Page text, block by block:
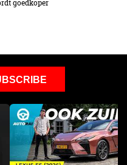
goedkoper